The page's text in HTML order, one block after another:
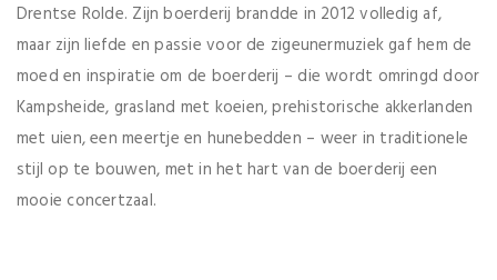
Drentse Rolde. Zijn boerderij brandde in 2012 volledig af,
maar zijn liefde en passie voor de zigeunermuziek gaf hem de
moed en inspiratie om de boerderij – die wordt omringd door
Kampsheide, grasland met koeien, prehistorische akkerlanden
met uien, een meertje en hunebedden – weer in traditionele
stijl op te bouwen, met in het hart van de boerderij een
mooie concertzaal.